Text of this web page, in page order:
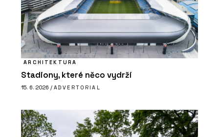
ARCHITEKTURA
Stadiony, které něco vydrží
15. 6. 2026 / ADVERTORIAL